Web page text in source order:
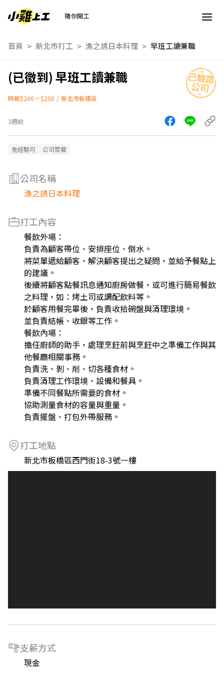
隨你開工
首頁 新北市打工 漁之誘日本料理 早班工讀兼職
早班工讀兼職
時薪$200 ~ $250 / 新北市板橋區
3週前
免經驗可 公司聚餐
公司名稱
漁之誘日本料理
打工內容
餐飲外場：
負責為顧客帶位、安排座位、倒水。
將菜單遞給顧客、解決顧客提出之疑問，並給予餐點上
的建議。
後續將顧客點餐訊息通知廚房做餐，或可進行簡易餐飲
之料理，如：烤土司或調配飲料等。
於顧客用餐完畢後，負責收拾碗盤與清理環境。
並負責結帳、收銀等工作。
餐飲內場：
擔任廚師的助手，處理烹飪前與烹飪中之準備工作與其
他餐廳相關事務。
負責洗、剝、削、切各種食材。
負責清理工作環境、設備和餐具。
準備不同餐點所需要的食材。
協助測量食材的容量與重量。
負責擺盤、打包外帶服務。
打工地點
新北市板橋區西門街18-3號一樓
支薪方式
現金